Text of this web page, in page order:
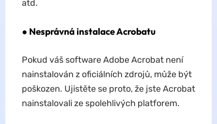
atd.
● Nesprávná instalace Acrobatu
Pokud váš software Adobe Acrobat není
nainstalován z oficiálních zdrojů, může být
poškozen. Ujistěte se proto, že jste Acrobat
nainstalovali ze spolehlivých platforem.